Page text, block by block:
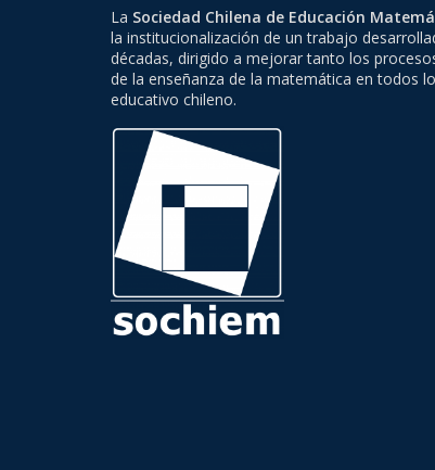
La Sociedad Chilena de Educación
la institucionalización de un trabajo
décadas, dirigido a mejorar tanto los
de la enseñanza de la matemática en todos
educativo chileno.